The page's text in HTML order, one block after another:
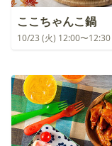
ここちゃんこ鍋
10/23 (火) 12:00〜12:30